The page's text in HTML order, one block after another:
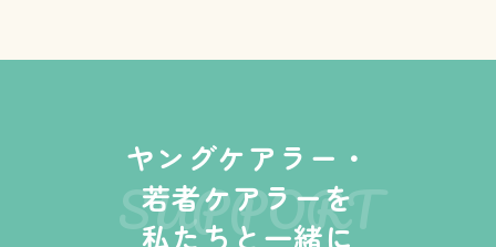
ヤングケアラー・
若者ケアラーを
私たちと一緒に
SUPPORT